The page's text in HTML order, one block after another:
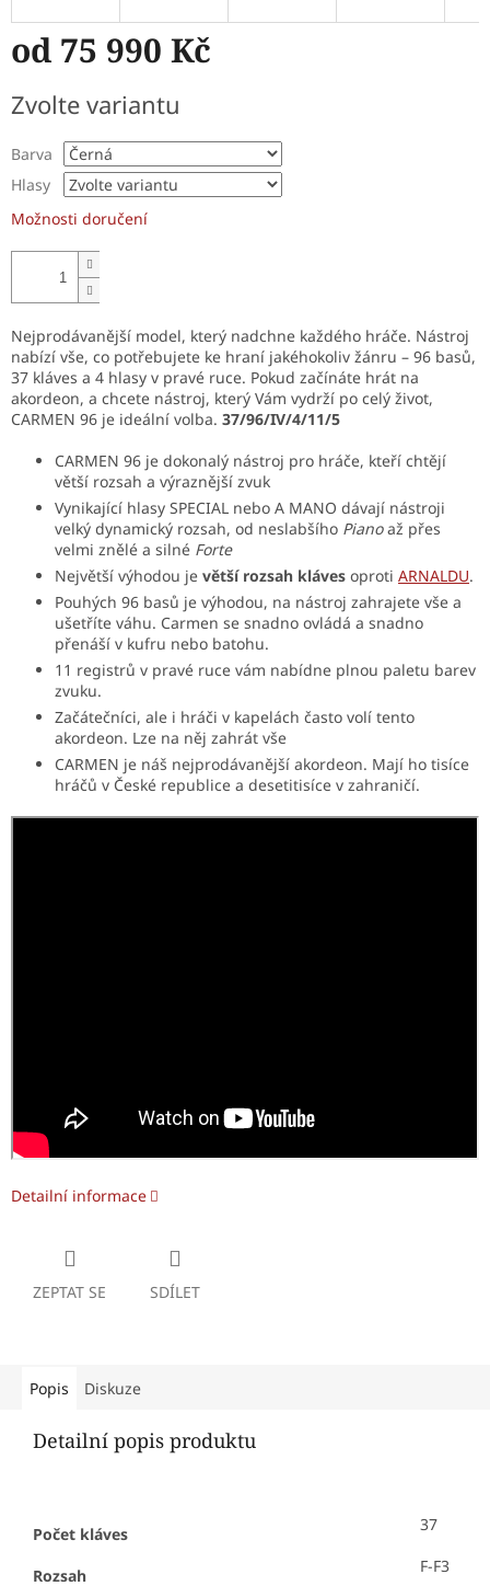
od 75 990 Kč
cena:
Zvolte variantu
Barva
Hlasy
Možnosti doručení
Nejprodávanější model, který nadchne každého hráče. Nástroj
nabízí vše, co potřebujete ke hraní jakéhokoliv žánru – 96 basů,
37 kláves a 4 hlasy v pravé ruce. Pokud začínáte hrát na
akordeon, a chcete nástroj, který Vám vydrží po celý život,
CARMEN 96 je ideální volba. 37/96/IV/4/11/5
CARMEN 96 je dokonalý nástroj pro hráče, kteří chtějí
větší rozsah a výraznější zvuk
Vynikající hlasy SPECIAL nebo A MANO dávají nástroji
velký dynamický rozsah, od neslabšího Piano až přes
velmi znělé a silné Forte
Největší výhodou je větší rozsah kláves oproti ARNALDU.
Pouhých 96 basů je výhodou, na nástroj zahrajete vše a
ušetříte váhu. Carmen se snadno ovládá a snadno
přenáší v kufru nebo batohu.
11 registrů v pravé ruce vám nabídne plnou paletu barev
zvuku.
Začátečníci, ale i hráči v kapelách často volí tento
akordeon. Lze na něj zahrát vše
CARMEN je náš nejprodávanější akordeon. Mají ho tisíce
hráčů v České republice a desetitisíce v zahraničí.
Detailní informace
ZEPTAT SE SDÍLET
Popis Diskuze
Detailní popis produktu
Počet kláves 37
Rozsah F-F3